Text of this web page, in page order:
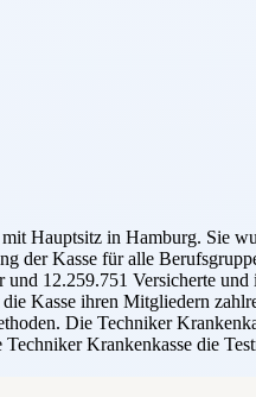
Hauptsitz in Hamburg. Sie
der Kasse für alle
12.259.751 Versicherte
Kasse ihren Mitgliedern
Die Techniker
Krankenkasse die